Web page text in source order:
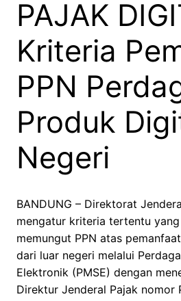
PAJAK
Kriteria
PPN
Produk
Negeri
BANDUNG – Direktorat
mengatur kriteria tertentu
memungut PPN atas
dari luar negeri melalui
Elektronik (PMSE) dengan
Direktur Jenderal Pajak nomor